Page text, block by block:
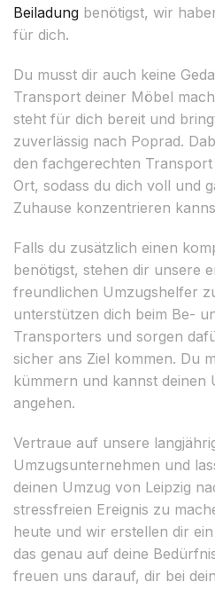
Beiladung benötigst, wir
für dich.
Du musst dir auch keine
Transport deiner Möbel
steht für dich bereit und
zuverlässig nach Poprad.
den fachgerechten
Ort, sodass du dich voll und
Zuhause konzentrieren
Falls du zusätzlich einen
benötigst, stehen dir unsere
freundlichen Umzugshelfer
unterstützen dich beim Be-
Transporters und sorgen
sicher ans Ziel kommen. Du
kümmern und kannst deinen
angehen.
Vertraue auf unsere
Umzugsunternehmen und
deinen Umzug von Leipzig
stressfreien Ereignis zu
heute und wir erstellen dir
das genau auf deine
freuen uns darauf, dir bei